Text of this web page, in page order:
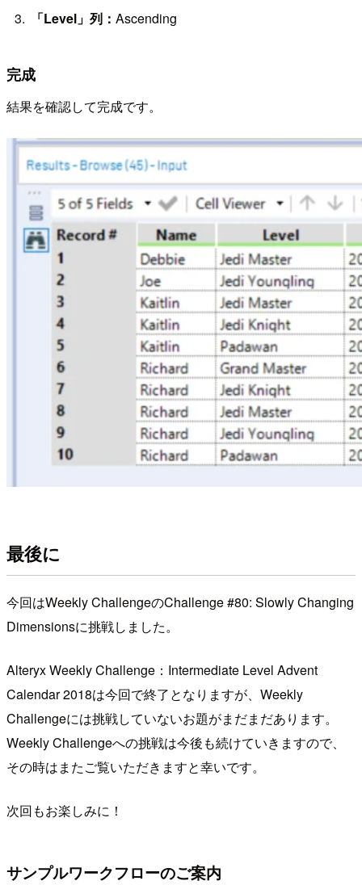
「Level」列：Ascending
完成
結果を確認して完成です。
最後に
今回はWeekly ChallengeのChallenge #80: Slowly Changing
Dimensionsに挑戦しました。
Alteryx Weekly Challenge：Intermediate Level Advent
Calendar 2018は今回で終了となりますが、Weekly
Challengeには挑戦していないお題がまだまだあります。
Weekly Challengeへの挑戦は今後も続けていきますので、
その時はまたご覧いただきますと幸いです。
次回もお楽しみに！
サンプルワークフローのご案内